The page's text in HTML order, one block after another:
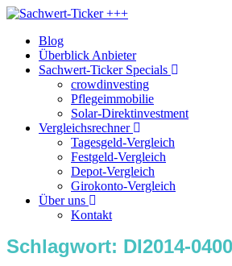
Blog
Überblick Anbieter
Sachwert-Ticker Specials
crowdinvesting
Pflegeimmobilie
Solar-Direktinvestment
Vergleichsrechner
Tagesgeld-Vergleich
Festgeld-Vergleich
Depot-Vergleich
Girokonto-Vergleich
Über uns
Kontakt
Schlagwort: DI2014-